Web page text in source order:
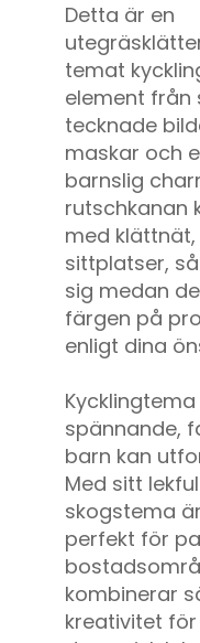
Detta är en
temat
element från
tecknade
maskar och
barnslig
rutschkanan
med
sittplatser,
sig medan
färgen på
enligt dina
spännande,
barn kan
Med sitt
skogstema
perfekt för
kombinerar
kreativitet